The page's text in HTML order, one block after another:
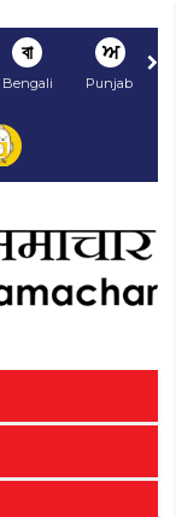
বা
Bengali
ਅ
Punjabi